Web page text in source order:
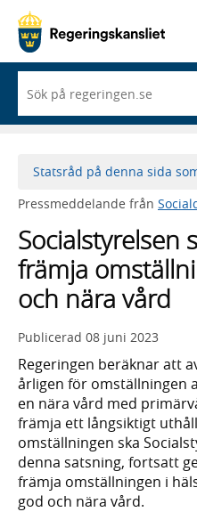
du
börjar
skriva
framträder
lista
med
sökförslag
Statsråd på denna sida
Pressmeddelande från
Socialstyrelsen
främja
och nära vård
Publicerad 08 juni 2023
Regeringen beräknar att
årligen för omställningen
en nära vård med
främja ett långsiktigt
omställningen ska
denna satsning, fortsatt
främja omställningen i
god och nära vård.